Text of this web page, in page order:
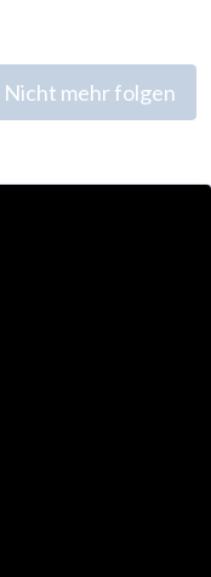
Nicht mehr folgen